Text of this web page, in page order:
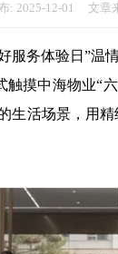
: 2025-12-01 文章
服务体验日”
摸中海物业“
生活场景，用